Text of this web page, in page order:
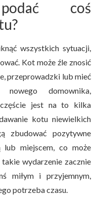
coś
wszystkich sytuacji,
Kot może źle znosić
przeprowadzki lub mieć
domownika,
jest na to kilka
kotu niewielkich
zbudować pozytywne
lub miejscem, co może
wydarzenie zacznie
miłym i przyjemnym,
potrzeba czasu.